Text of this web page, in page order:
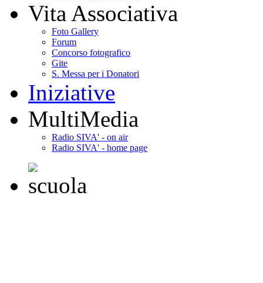
Vita Associativa
Foto Gallery
Forum
Concorso fotografico
Gite
S. Messa per i Donatori
Iniziative
MultiMedia
Radio SIVA' - on air
Radio SIVA' - home page